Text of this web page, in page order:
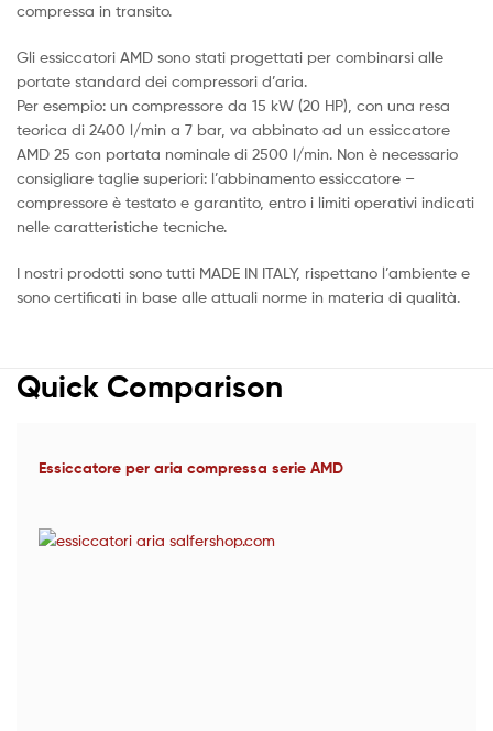
compressa in transito.
Gli essiccatori AMD sono stati progettati per combinarsi alle
portate standard dei compressori d’aria.
Per esempio: un compressore da 15 kW (20 HP), con una resa
teorica di 2400 l/min a 7 bar, va abbinato ad un essiccatore
AMD 25 con portata nominale di 2500 l/min. Non è necessario
consigliare taglie superiori: l’abbinamento essiccatore –
compressore è testato e garantito, entro i limiti operativi indicati
nelle caratteristiche tecniche.
I nostri prodotti sono tutti MADE IN ITALY, rispettano l’ambiente e
sono certificati in base alle attuali norme in materia di qualità.
Quick Comparison
Essiccatore per aria compressa serie AMD